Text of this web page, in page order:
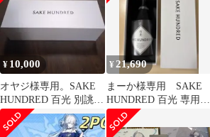
¥ 10,000
オヤジ様専用。SAKE
HUNDRED 百光 別誂
日本酒 720ml 箱・冊
¥21,690
まーか様専用 SAKE
HUNDRED 百光 専用冷
蔵庫保存クール便発送